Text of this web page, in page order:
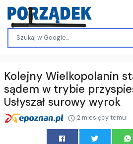
Kolejny Wielkopolanin
sądem w trybie
Usłyszał surowy wyrok
2 miesięcy temu